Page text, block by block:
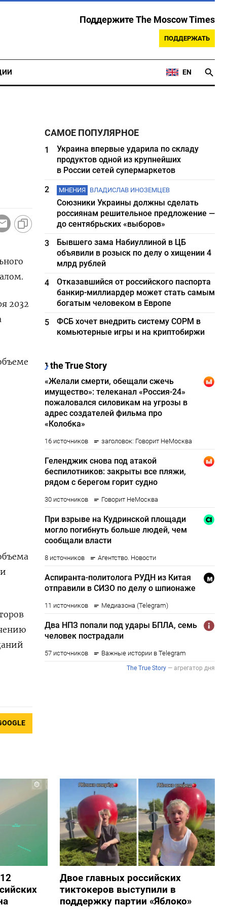
Поддержите The Moscow Times
ПОДДЕРЖАТЬ
EN
2032
САМОЕ ПОПУЛЯРНОЕ
1
Украина впервые ударила по складу
продуктов одной из крупнейших
в России сетей супермаркетов
2
МНЕНИЯ ВЛАДИСЛАВ ИНОЗЕМЦЕВ
Союзники Украины должны сделать
россиянам решительное предложение —
до сентябрьских «выборов»
3
Бывшего зама Набиуллиной в ЦБ
объявили в розыск по делу о хищении 4
млрд рублей
4
Отказавшийся от российского паспорта
банкир-миллиардер может стать самым
богатым человеком в Европе
5
ФСБ хочет внедрить систему СОРМ в
комьютерные игры и на криптобиржи
Двое главных российских
тиктокеров выступили в
поддержку партии «Яблоко»